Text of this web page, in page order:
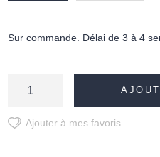
Sur commande. Délai de 3 à 4
Ajouter à mes favoris